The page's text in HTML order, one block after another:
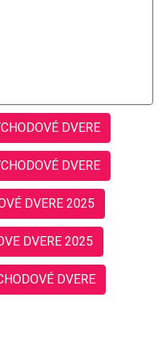
DVERE
DVERE
DVERE 2025
DVERE 2025
DVERE